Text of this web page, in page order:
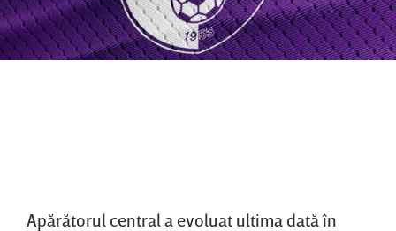
Apărătorul central a evoluat ultima dată în